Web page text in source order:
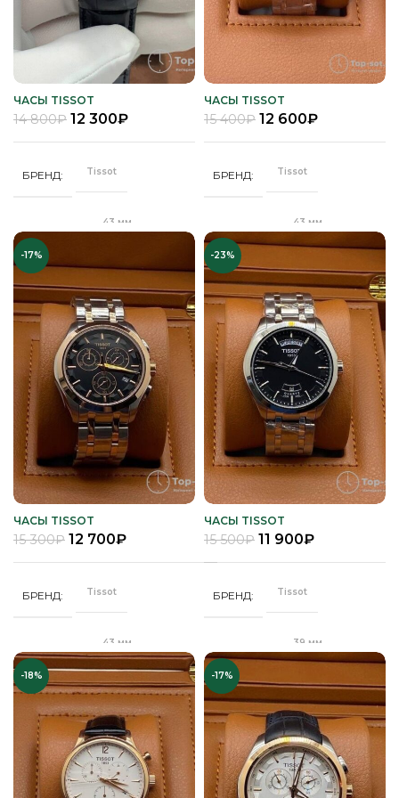
ЧАСЫ TISSOT
14 800₽ 12 300₽
БРЕНД Tissot
43 мм
ЗАСТЕЖКА Клипса
КОРПУС
Качественная
часовая сталь
МЕХАНИЗМ Кварц
ПОКРЫТИЕ
Полное
защитное IPS
покрытие
Часы мужские
РЕМЕНЬ
ЦВЕТ КОРПУСА Серебро
ЦВЕТ РЕМЕШКА Черный
ЦИФЕРБЛАТ Белый
ЧАСЫ TISSOT
15 400₽ 12 600₽
БРЕНД Tissot
43 мм
ЗАСТЕЖКА "Бабочка"
КОРПУС
Качественная
часовая сталь
МЕХАНИЗМ Механика
ПОКРЫТИЕ
Полное
защитное IPG
покрытие
Часы мужские
РЕМЕНЬ
Сапфировое
ЦВЕТ БРАСЛЕТА Золото
ЦВЕТ КОРПУСА Золото
ЦИФЕРБЛАТ Розовый
-17%
ЧАСЫ TISSOT
15 300₽ 12 700₽
БРЕНД Tissot
43 мм
ЗАСТЕЖКА "Бабочка"
КОРПУС
Качественная
часовая сталь
-23%
ЧАСЫ TISSOT
15 500₽ 11 900₽
БРЕНД Tissot
39 мм
ЗАСТЕЖКА
КОРПУС
Качественная
часовая сталь
-18% -17%